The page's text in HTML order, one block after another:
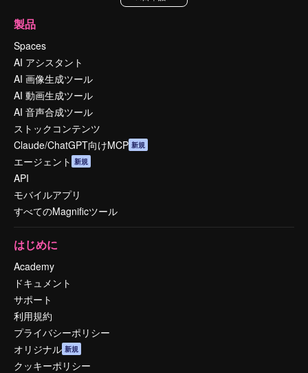
製品
Spaces
AI アシスタント
AI 画像生成ツール
AI 動画生成ツール
AI 音声合成ツール
ストックコンテンツ
Claude/ChatGPT向けMCP 新規
エージェント 新規
API
モバイルアプリ
すべてのMagnificツール
はじめに
Academy
ドキュメント
サポート
利用規約
プライバシーポリシー
オリジナル 新規
クッキーポリシー